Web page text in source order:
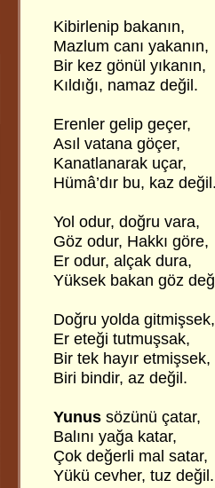
Kibirlenip bakanın,
Mazlum canı yakanın,
Bir kez gönül yıkanın,
Kıldığı, namaz değil.
Erenler gelip geçer,
Asıl vatana göçer,
Kanatlanarak uçar,
Hümâ’dır bu, kaz değil.
Yol odur, doğru vara,
Göz odur, Hakkı göre,
Er odur, alçak dura,
Yüksek bakan göz
Doğru yolda gitmişsek,
Er eteği tutmuşsak,
Bir tek hayır etmişsek,
Biri bindir, az değil.
Yunus sözünü çatar,
Balını yağa katar,
Çok değerli mal satar,
Yükü cevher, tuz değil.